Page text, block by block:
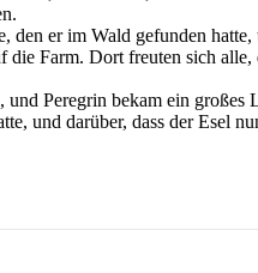
den er im Wald gefunden
Farm. Dort freuten sich
Peregrin bekam ein
und darüber, dass der Esel